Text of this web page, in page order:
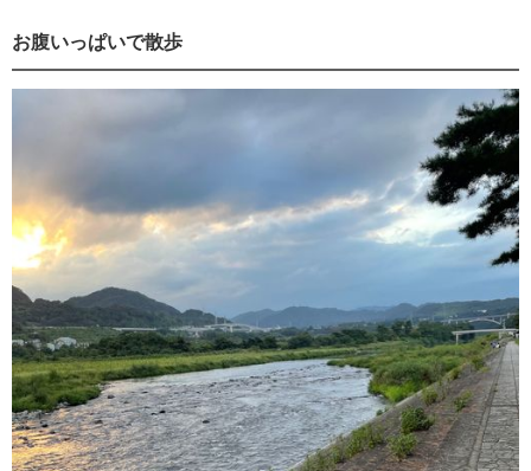
お腹いっぱいで散歩